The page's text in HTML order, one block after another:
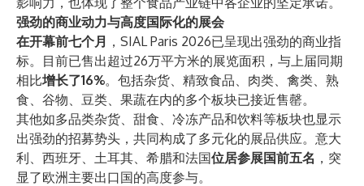
强劲的商业动力与高度国际化的展会
在开幕前七个月 ，SIAL Paris 2026已呈现出强劲的商业指
标。目前已售出超过26万平方米的展览面积，与上届同期
相比增长了16%。包括杂货、精致食品、肉类、禽类、熟
食、谷物、豆类、果蔬在内的多个板块已接近售罄。
其他如多品类杂货、甜食、冷冻产品和饮料等板块也显示
出强劲的招募势头，共同构成了多元化的展品供应。意大
利、西班牙、土耳其、希腊和法国位居参展国前五名 ，突
显了欧洲主要出口国的高度参与。